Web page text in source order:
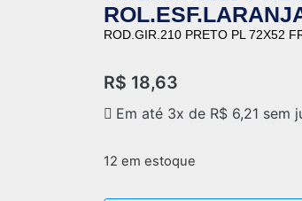
ROD.GIR.210 PRETO PL 72X52
R$ 18,63
Em até 3x de R$ 6,21 sem
12 em estoque